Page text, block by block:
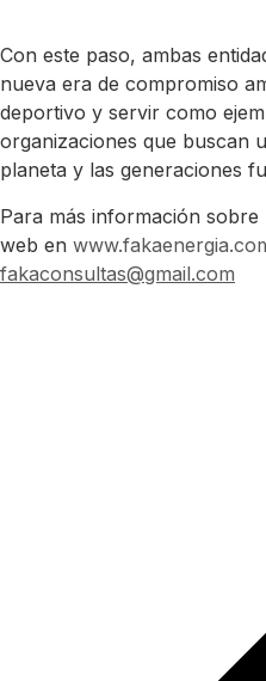
Con este paso, ambas
nueva era de compromiso
deportivo y servir como
organizaciones que buscan
planeta y las generaciones
Para más información sobre
web en
fakaconsultas@gmail.com